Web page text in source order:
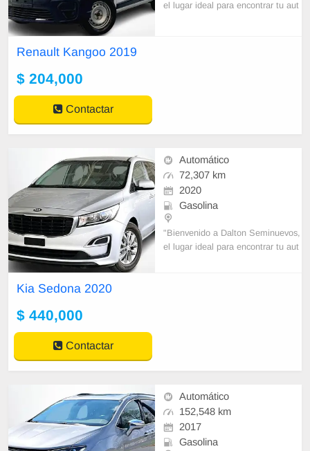
el lugar ideal para encontrar tu aut
Renault Kangoo 2019
$ 204,000
Contactar
Automático
72,307 km
2020
Gasolina
"Bienvenido a Dalton Seminuevos,
el lugar ideal para encontrar tu aut
Kia Sedona 2020
$ 440,000
Contactar
Automático
152,548 km
2017
Gasolina